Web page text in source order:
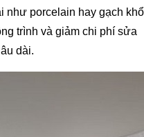
như porcelain hay gạch khổ
trình và giảm chi phí sửa
dài.